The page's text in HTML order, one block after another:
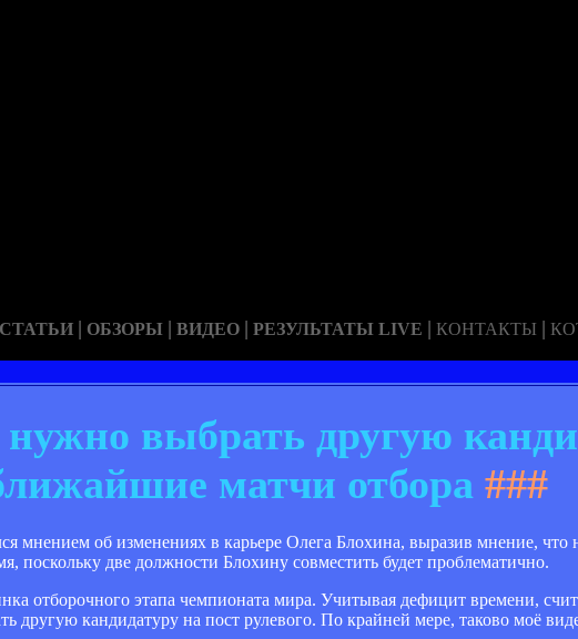
СТАТЬИ | ОБЗОРЫ | ВИДЕО | РЕЗУЛЬТАТЫ LIVE | КОНТАКТЫ |
выбрать другую
матчи отбора###
мнением об изменениях в карьере Олега Блохина, выразив мнение, что
две должности Блохину совместить будет проблематично.
отборочного этапа чемпионата мира. Учитывая дефицит времени,
кандидатуру на пост рулевого. По крайней мере, таково моё